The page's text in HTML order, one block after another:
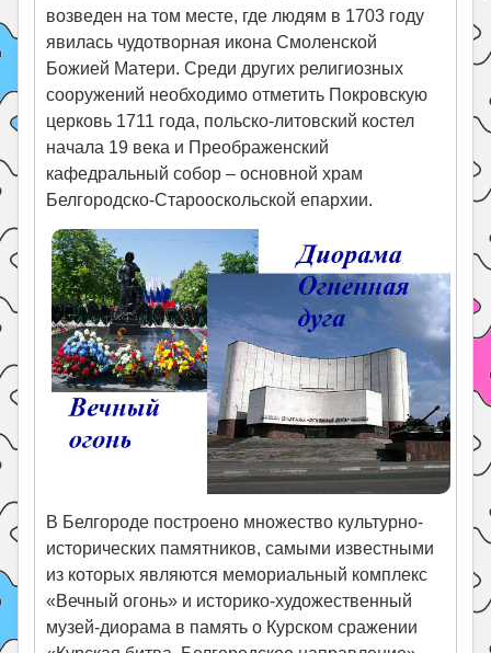
возведен на том месте, где людям в 1703 году
явилась чудотворная икона Смоленской
Божией Матери. Среди других религиозных
сооружений необходимо отметить Покровскую
церковь 1711 года, польско-литовский костел
начала 19 века и Преображенский
кафедральный собор – основной храм
Белгородско-Старооскольской епархии.
В Белгороде построено множество культурно-
исторических памятников, самыми известными
из которых являются мемориальный комплекс
«Вечный огонь» и историко-художественный
музей-диорама в память о Курском сражении